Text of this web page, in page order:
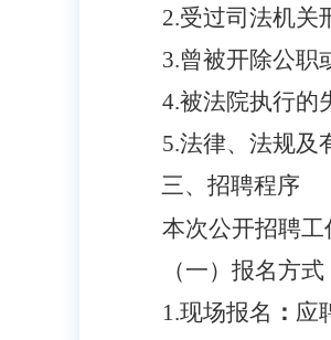
2.受过司法机关
3.曾被开除公职
4.被法院执行的
5.法律、法规及
三、招聘程序
本次公开招聘工
（一）报名方式
1.现场报名 ： 应